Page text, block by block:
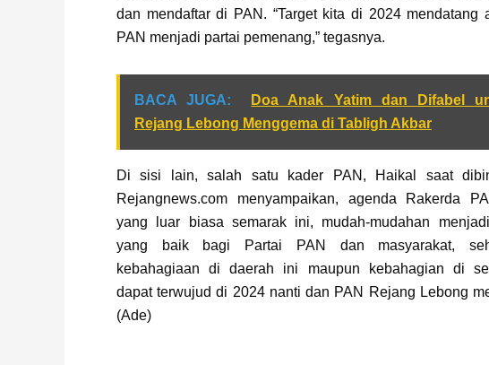
dan mendaftar di PAN. “Target kita di 2024 mendatang
PAN menjadi partai pemenang,” tegasnya.
BACA JUGA:
Doa Anak Yatim dan Difabel
Rejang Lebong Menggema di Tabligh Akbar
Di sisi lain, salah satu kader PAN, Haikal saat
Rejangnews.com menyampaikan, agenda Rakerda
yang luar biasa semarak ini, mudah-mudahan
yang baik bagi Partai PAN dan masyarakat,
kebahagiaan di daerah ini maupun kebahagian di
dapat terwujud di 2024 nanti dan PAN Rejang Lebong
(Ade)